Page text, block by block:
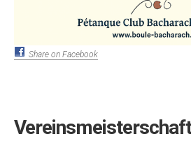
Share on Facebook